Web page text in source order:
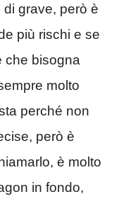
grave, però è
più rischi e se
che bisogna
molto
perché non
però è
è molto
in fondo,